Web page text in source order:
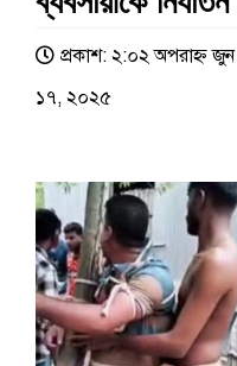
প্রকাশ: ২:০২ অপরাহ্ণ জুন
১৭, ২০২৫